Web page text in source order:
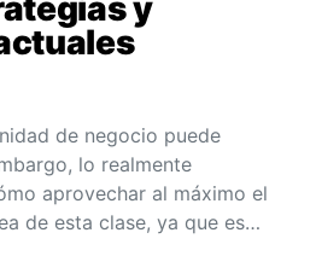
de negocio puede
lo realmente
aprovechar al máximo el
de esta clase, ya que es…